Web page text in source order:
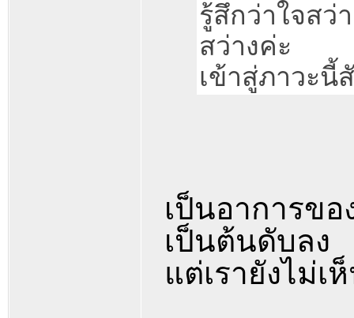
รู้สึกว่าใจสว่
สว่างค่ะ
เข้าสู่ภาวะนี้
เป็นอาการข
เป็นต้นดับลง
แต่เรายังไม่